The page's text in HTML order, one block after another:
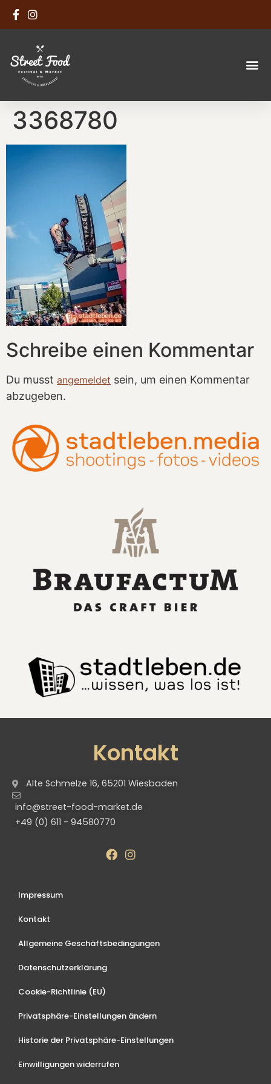
3368780
Schreibe einen Kommentar
Du musst angemeldet sein, um einen Kommentar
abzugeben.
Kontakt
Alte Schmelze 16, 65201 Wiesbaden
info@street-food-market.de
+49 (0) 611 - 94580770
Impressum
Kontakt
Allgemeine Geschäftsbedingungen
Datenschutzerklärung
Cookie-Richtlinie (EU)
Privatsphäre-Einstellungen ändern
Historie der Privatsphäre-Einstellungen
Einwilligungen widerrufen